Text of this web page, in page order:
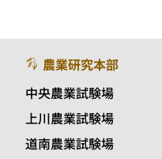
農業研究本部
中央農業試験場
上川農業試験場
道南農業試験場